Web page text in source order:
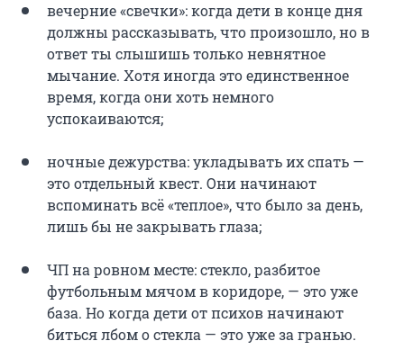
вечерние «свечки»: когда дети в конце дня
должны рассказывать, что произошло, но в
ответ ты слышишь только невнятное
мычание. Хотя иногда это единственное
время, когда они хоть немного
успокаиваются;
ночные дежурства: укладывать их спать —
это отдельный квест. Они начинают
вспоминать всё «теплое», что было за день,
лишь бы не закрывать глаза;
ЧП на ровном месте: стекло, разбитое
футбольным мячом в коридоре, — это уже
база. Но когда дети от психов начинают
биться лбом о стекла — это уже за гранью.